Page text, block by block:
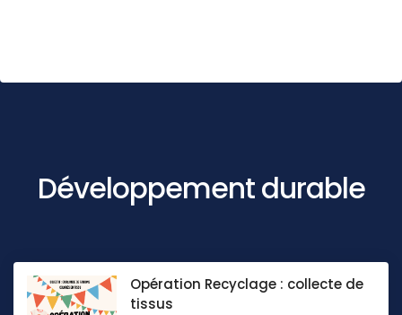
Développement durable
Opération Recyclage : collecte de
tissus